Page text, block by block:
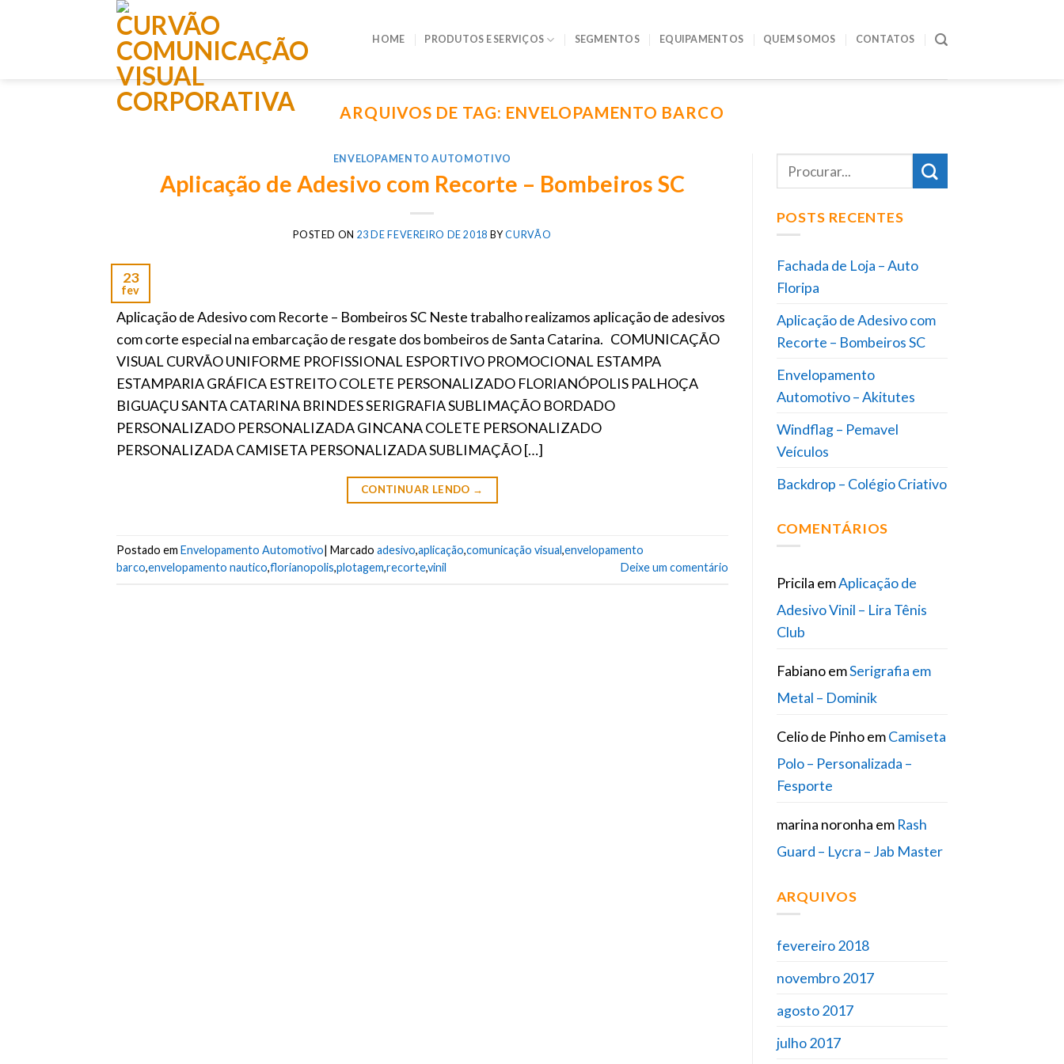
HOME PRODUTOS E SERVIÇOS SEGMENTOS EQUIPAMENTOS QUEM SOMOS CONTATOS
ARQUIVOS DE TAG: ENVELOPAMENTO BARCO
ENVELOPAMENTO AUTOMOTIVO
Aplicação de Adesivo com Recorte – Bombeiros SC
POSTED ON 23 DE FEVEREIRO DE 2018 BYCURVÃO
23
fev
Aplicação de Adesivo com Recorte – Bombeiros SC Neste trabalho realizamos aplicação de adesivos
com corte especial na embarcação de resgate dos bombeiros de Santa Catarina. COMUNICAÇÃO
VISUAL CURVÃO UNIFORME PROFISSIONAL ESPORTIVO PROMOCIONAL ESTAMPA
ESTAMPARIA GRÁFICA ESTREITO COLETE PERSONALIZADO FLORIANÓPOLIS PALHOÇA
BIGUAÇU SANTA CATARINA BRINDES SERIGRAFIA SUBLIMAÇÃO BORDADO
PERSONALIZADO PERSONALIZADA GINCANA COLETE PERSONALIZADO
PERSONALIZADA CAMISETA PERSONALIZADA SUBLIMAÇÃO […]
CONTINUAR LENDO →
Postado em Envelopamento Automotivo| Marcado adesivo,aplicação,comunicação visual,envelopamento
barco,envelopamento nautico,florianopolis,plotagem,recorte,vinil Deixe um comentário
POSTS RECENTES
Fachada de Loja – Auto
Floripa
Aplicação de Adesivo com
Recorte – Bombeiros SC
Envelopamento
Automotivo – Akitutes
Windflag – Pemavel
Veículos
Backdrop – Colégio Criativo
COMENTÁRIOS
Pricila emAplicação de
Adesivo Vinil – Lira Tênis
Club
FabianoemSerigrafia em
Metal – Dominik
Celio de PinhoemCamiseta
Polo – Personalizada –
Fesporte
marina noronha em Rash
Guard – Lycra – Jab Master
ARQUIVOS
fevereiro 2018
novembro 2017
agosto 2017
julho 2017